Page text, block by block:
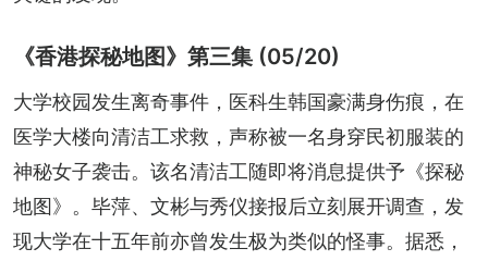
《香港探秘地图》第三集 (05/20)
大学校园发生离奇事件，医科生韩国豪满身伤痕，在
医学大楼向清洁工求救，声称被一名身穿民初服装的
神秘女子袭击。该名清洁工随即将消息提供予《探秘
地图》。毕萍、文彬与秀仪接报后立刻展开调查，发
现大学在十五年前亦曾发生极为类似的怪事。据悉，